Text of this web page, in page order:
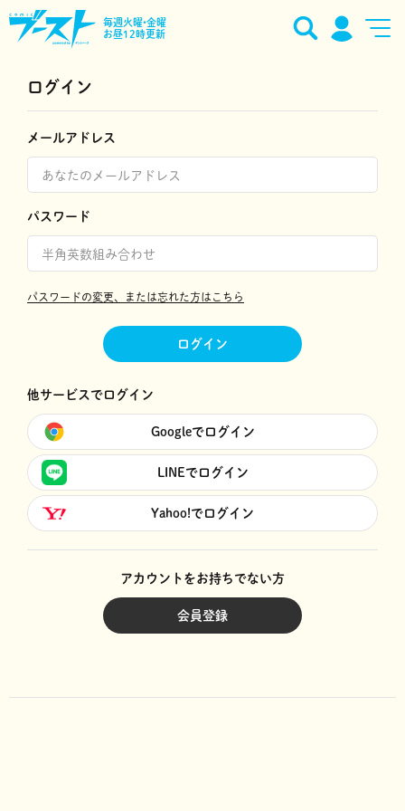
毎週火曜•金曜
お昼12時更新
ログイン
メールアドレス
パスワード
パスワードの変更、または忘れた方はこちら
ログイン
他サービスでログイン
Googleでログイン
LINEでログイン
Yahoo!でログイン
アカウントをお持ちでない方
会員登録